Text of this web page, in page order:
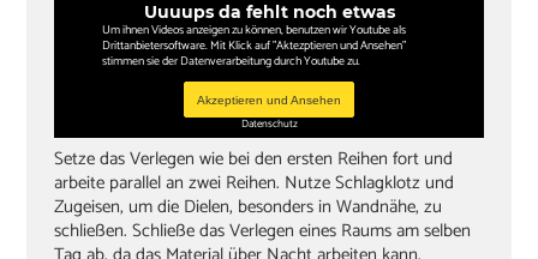
Uuuups da fehlt noch etwas
Um ihnen Videos anzeigen zu können, benutzen wir Youtube als
Drittanbietersoftware. Mit Klick auf "Aktezptieren und Ansehen"
stimmen sie der Datenverarbeitung durch Youtube zu.
Akzeptieren und Ansehen
Datenschutz
Setze das Verlegen wie bei den ersten Reihen fort und
arbeite parallel an zwei Reihen. Nutze Schlagklotz und
Zugeisen, um die Dielen, besonders in Wandnähe, zu
schließen. Schließe das Verlegen eines Raums am selben